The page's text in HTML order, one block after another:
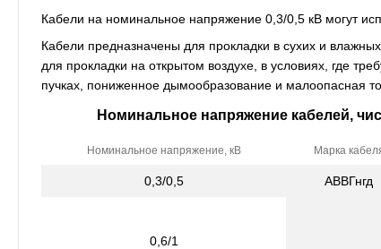
Кабели на номинальное напряжение 0,3/0,5 кВ могут
Кабели предназначены для прокладки в сухих и
для прокладки на открытом воздухе, в условиях, где
пучках, пониженное дымообразование и малоопасная
Номинальное напряжение кабелей,
Номинальное напряжение, кВ Марка
0,3/0,5 АВВГнгд
0,6/1